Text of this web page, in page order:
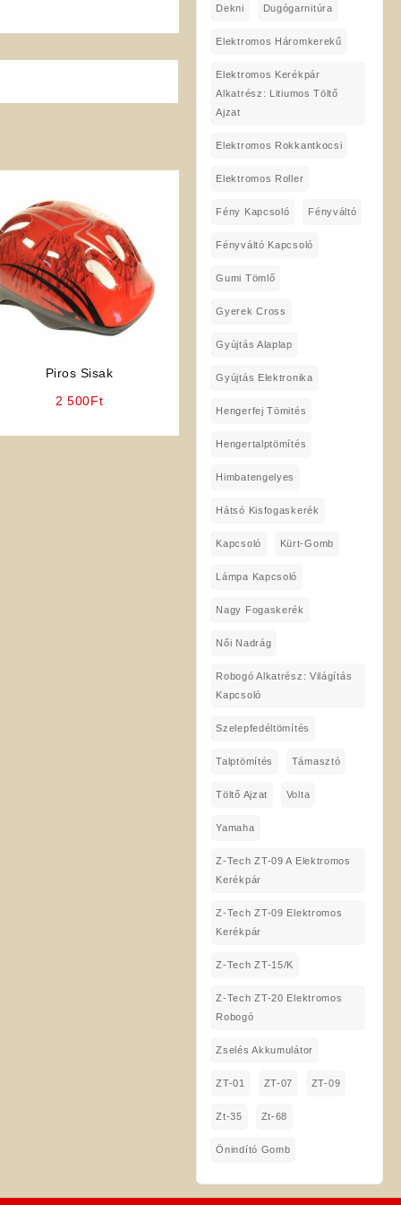
Piros Sisak
2 500Ft
Dekni Dugógarnitúra
Elektromos Háromkerekű
Elektromos Kerékpár
Alkatrész: Litiumos Töltő
Ajzat
Elektromos Rokkantkocsi
Elektromos Roller
Fény Kapcsoló Fényváltó
Fényváltó Kapcsoló
Gumi Tömlő
Gyerek Cross
Gyújtás Alaplap
Gyújtás Elektronika
Hengerfej Tömités
Hengertalptömítés
Himbatengelyes
Hátsó Kisfogaskerék
Kapcsoló Kürt-Gomb
Lámpa Kapcsoló
Nagy Fogaskerék
Női Nadrág
Robogó Alkatrész: Világítás
Kapcsoló
Szelepfedéltömítés
Talptömítés Támasztó
Töltő Ajzat Volta
Yamaha
Z-Tech ZT-09 A Elektromos
Kerékpár
Z-Tech ZT-09 Elektromos
Kerékpár
Z-Tech ZT-15/K
Z-Tech ZT-20 Elektromos
Robogó
Zselés Akkumulátor
ZT-01 ZT-07 ZT-09
Zt-35 Zt-68
Önindító Gomb